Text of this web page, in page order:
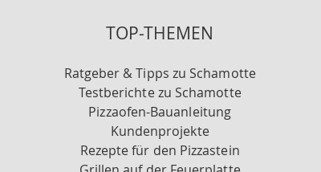
TOP-THEMEN
Ratgeber & Tipps zu Schamotte
Testberichte zu Schamotte
Pizzaofen-Bauanleitung
Kundenprojekte
Rezepte für den Pizzastein